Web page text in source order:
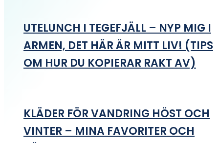
UTELUNCH I TEGEFJÄLL – NYP MIG I
ARMEN, DET HÄR ÄR MITT LIV! (TIPS
OM HUR DU KOPIERAR RAKT AV)
KLÄDER FÖR VANDRING HÖST OCH
VINTER – MINA FAVORITER OCH